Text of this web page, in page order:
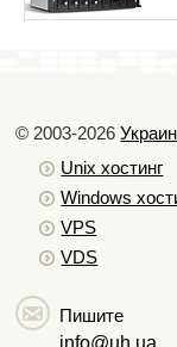
Сколько
5 основных
Советы для
Создание
Можно ли
© 2003-2026
Unix хостинг
Windows
VPS
VDS
Пишите
info@uh.ua